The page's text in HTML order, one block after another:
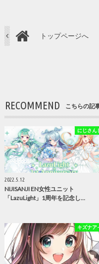
トップページへ
RECOMMEND こちらの記
にじさん
2022.5.12
NIJISANJI EN女性ユニット
「LazuLight」1周年を記念し…
キズナア